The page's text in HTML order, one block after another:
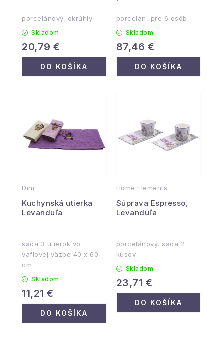
porcelánový, okrúhly
Skladom
20,79 €
DO KOŠÍKA
porcelán, pre 6 osôb
Skladom
87,46 €
DO KOŠÍKA
Dini
Kuchynská utierka
Levanduľa
sada 3 utierok vo
vaflovej väzbe 40 x 60
cm
Skladom
11,21 €
DO KOŠÍKA
Home Elements
Súprava Espresso,
Levanduľa
porcelánový, sada 2
kusov
Skladom
23,71 €
DO KOŠÍKA